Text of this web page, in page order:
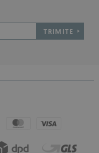
TRIMITE